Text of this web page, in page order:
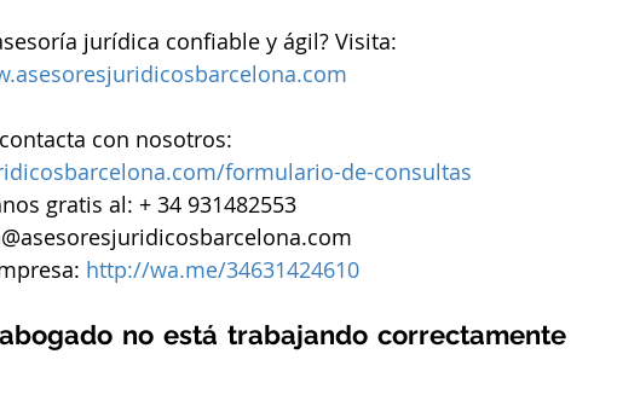
jurídica confiable y ágil? Visita:
contacta con nosotros:
formulario-de-consultas
gratis al: + 34 931482553
http://wa.me/34631424610
no está trabajando correctamente